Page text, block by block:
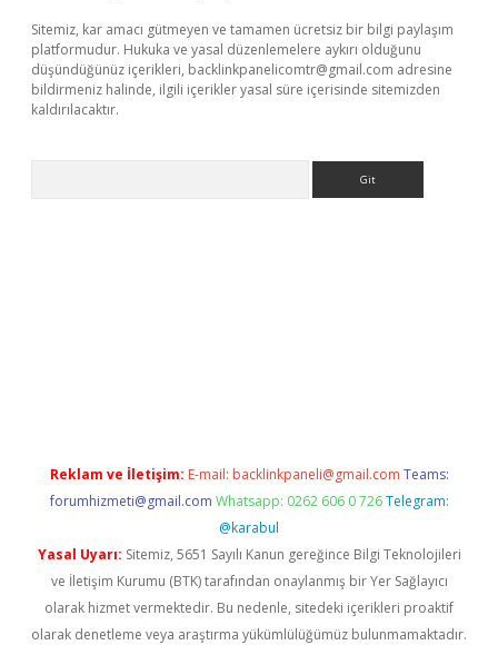
Sitemiz, kar amacı gütmeyen ve tamamen ücretsiz bir bilgi paylaşım
platformudur. Hukuka ve yasal düzenlemelere aykırı olduğunu
düşündüğünüz içerikleri, backlinkpanelicomtr@gmail.com adresine
bildirmeniz halinde, ilgili içerikler yasal süre içerisinde sitemizden
kaldırılacaktır.
Reklam ve İletişim: E-mail: backlinkpaneli@gmail.com Teams:
forumhizmeti@gmail.com Whatsapp: 0262 606 0 726 Telegram:
@karabul
Yasal Uyarı: Sitemiz, 5651 Sayılı Kanun gereğince Bilgi Teknolojileri
ve İletişim Kurumu (BTK) tarafından onaylanmış bir Yer Sağlayıcı
olarak hizmet vermektedir. Bu nedenle, sitedeki içerikleri proaktif
olarak denetleme veya araştırma yükümlülüğümüz bulunmamaktadır.